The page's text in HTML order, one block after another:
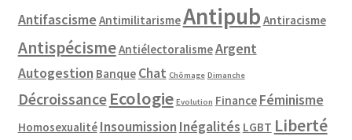
Antifascisme AntimilitarismeAntipub Antiracisme
AntispécismeAntiélectoralismeArgent
Autogestion Banque Chat Chômage Dimanche
Décroissance Ecologie Evolution Finance Féminisme
Homosexualité Insoumission Inégalités LGBT Liberté